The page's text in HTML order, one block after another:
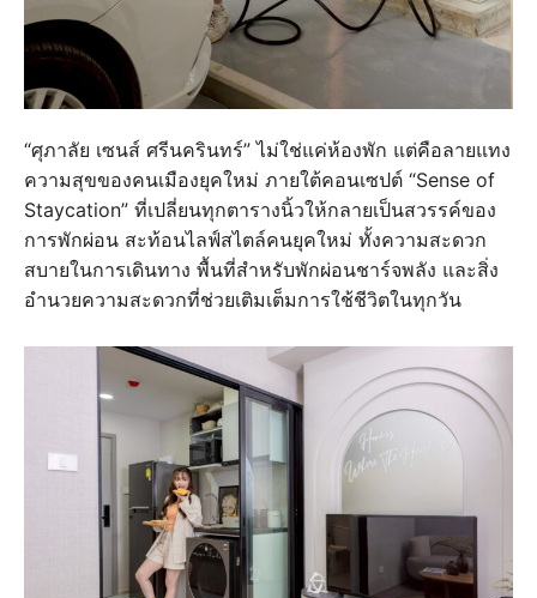
“ศุภาลัย เซนส์ ศรีนครินทร์” ไม่ใช่แค่ห้องพัก แต่คือลายแทง
ความสุขของคนเมืองยุคใหม่ ภายใต้คอนเซปต์ “Sense of
Staycation” ที่เปลี่ยนทุกตารางนิ้วให้กลายเป็นสวรรค์ของ
การพักผ่อน สะท้อนไลฟ์สไตล์คนยุคใหม่ ทั้งความสะดวก
สบายในการเดินทาง พื้นที่สำหรับพักผ่อนชาร์จพลัง และสิ่ง
อำนวยความสะดวกที่ช่วยเติมเต็มการใช้ชีวิตในทุกวัน